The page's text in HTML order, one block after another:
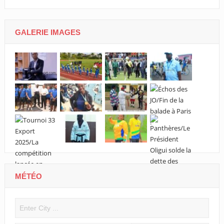
GALERIE IMAGES
MÉTÉO